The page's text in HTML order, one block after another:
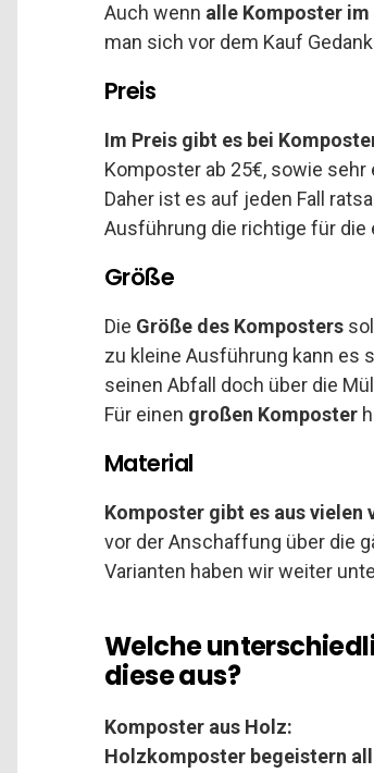
Auch wenn alle Komposter im
man sich vor dem Kauf
Preis
Im Preis gibt es bei
Komposter ab 25€, sowie
Daher ist es auf jeden Fall
Ausführung die richtige für
Größe
Die Größe des Komposters
zu kleine Ausführung kann es
seinen Abfall doch über die
Für einen großen Komposter
Material
Komposter gibt es aus
vor der Anschaffung über die
Varianten haben wir weiter
Welche
diese aus?
Komposter aus Holz:
Holzkomposter begeistern